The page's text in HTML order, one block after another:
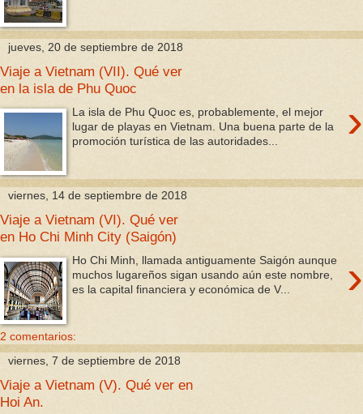
jueves, 20 de septiembre de 2018
Viaje a Vietnam (VII). Qué ver
en la isla de Phu Quoc
›
La isla de Phu Quoc es, probablemente, el mejor
lugar de playas en Vietnam. Una buena parte de la
promoción turística de las autoridades...
viernes, 14 de septiembre de 2018
Viaje a Vietnam (VI). Qué ver
en Ho Chi Minh City (Saigón)
›
Ho Chi Minh, llamada antiguamente Saigón aunque
muchos lugareños sigan usando aún este nombre,
es la capital financiera y económica de V...
2 comentarios:
viernes, 7 de septiembre de 2018
Viaje a Vietnam (V). Qué ver en
Hoi An.